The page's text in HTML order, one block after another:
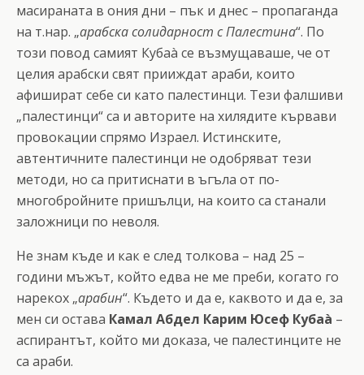
масираната в ония дни – пък и днес – пропаганда
на т.нар. „арабска солидарност с Палестина“. По
този повод самият Кубаà се възмущаваше, че от
целия арабски свят прииждат араби, които
афишират себе си като палестинци. Тези фалшиви
„палестинци“ са и авторите на хилядите кървави
провокации спрямо Израел. Истинските,
автентичните палестинци не одобряват тези
методи, но са притиснати в ъгъла от по-
многобройните пришълци, на които са станали
заложници по неволя.
Не знам къде и как е след толкова – над 25 –
години мъжът, който едва не ме преби, когато го
нарекох „арабин“. Където и да е, каквото и да е, за
мен си остава Камал Абдел Карим Юсеф Кубаà –
аспирантът, който ми доказа, че палестинците не
са араби.